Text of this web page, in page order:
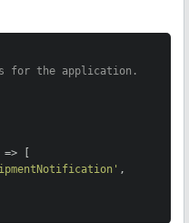
for the application.
=> [
,